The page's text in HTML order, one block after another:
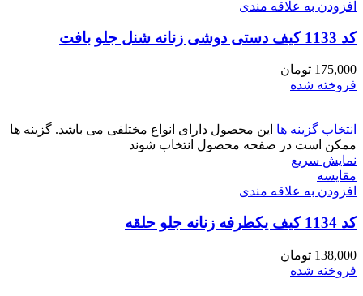
افزودن به علاقه مندی
کد 1133 کیف دستی دوشی زنانه شنل جلو بافت
175,000 تومان
فروخته شده
انتخاب گزینه ها این محصول دارای انواع مختلفی می باشد. گزینه ها
ممکن است در صفحه محصول انتخاب شوند
نمایش سریع
مقايسه
افزودن به علاقه مندی
کد 1134 کیف یکطرفه زنانه جلو حلقه
138,000 تومان
فروخته شده